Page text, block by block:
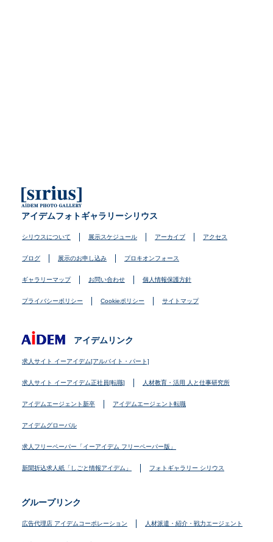
アイデムフォトギャラリーシリウス
シリウスについて 展示スケジュール アーカイブ アクセス
ブログ 展示のお申し込み プロキオンフォース
ギャラリーマップ お問い合わせ 個人情報保護方針
プライバシーポリシー Cookieポリシー サイトマップ
アイデムリンク
求人サイト イーアイデム[アルバイト・パート]
求人サイト イーアイデム正社員[転職] 人材教育・活用 人と仕事研究所
アイデムエージェント新卒 アイデムエージェント転職
アイデムグローバル
求人フリーペーパー「イーアイデム フリーペーパー版」
新聞折込求人紙「しごと情報アイデム」 フォトギャラリー シリウス
グループリンク
広告代理店 アイデムコーポレーション 人材派遣・紹介・戦力エージェント